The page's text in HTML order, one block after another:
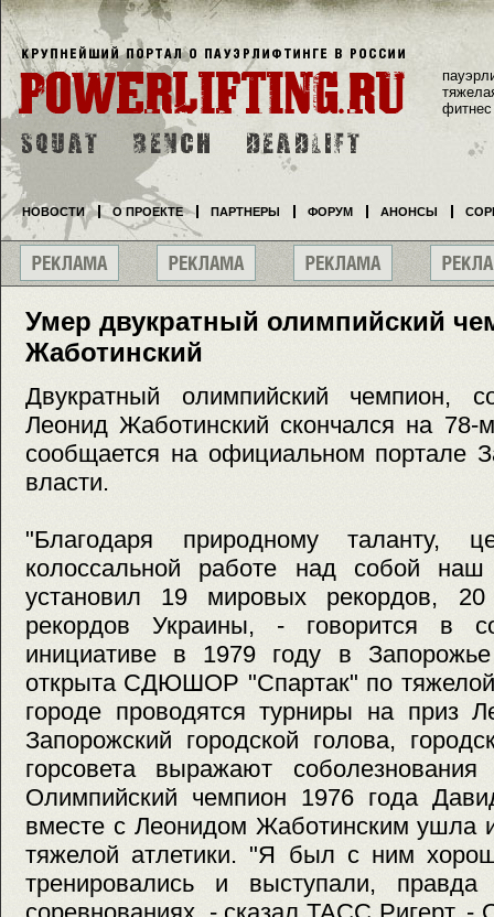
Умер двукратный олимпийский
Жаботинский
Двукратный олимпийский чемпион,
Леонид Жаботинский скончался на
сообщается на официальном портале
власти.
"Благодаря природному таланту,
колоссальной работе над собой наш
установил 19 мировых рекордов,
рекордов Украины, - говорится в
инициативе в 1979 году в
открыта СДЮШОР "Спартак" по тяжелой
городе проводятся турниры на приз
Запорожский городской голова,
горсовета выражают
Олимпийский чемпион 1976 года
вместе с Леонидом Жаботинским ушла
тяжелой атлетики. "Я был с ним
тренировались и выступали,
фитнес
НОВОСТИ О ПРОЕКТЕ ПАРТНЕРЫ ФОРУМ АНОНСЫ